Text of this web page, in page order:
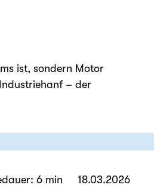
ist, sondern Motor
– der
18.03.2026
6 min